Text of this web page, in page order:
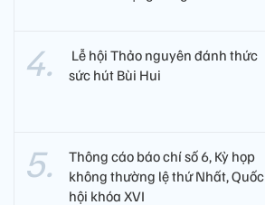
​ Lễ hội Thảo nguyên đánh thức
sức hút Bùi Hui
Thông cáo báo chí số 6, Kỳ họp
không thường lệ thứ Nhất, Quốc
hội khóa XVI